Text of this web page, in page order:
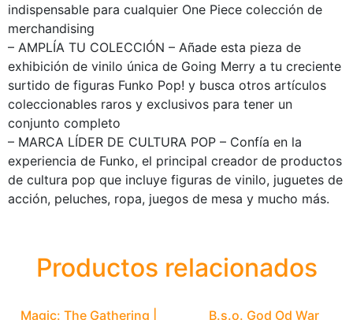
indispensable para cualquier One Piece colección de
merchandising
– AMPLÍA TU COLECCIÓN – Añade esta pieza de
exhibición de vinilo única de Going Merry a tu creciente
surtido de figuras Funko Pop! y busca otros artículos
coleccionables raros y exclusivos para tener un
conjunto completo
– MARCA LÍDER DE CULTURA POP – Confía en la
experiencia de Funko, el principal creador de productos
de cultura pop que incluye figuras de vinilo, juguetes de
acción, peluches, ropa, juegos de mesa y mucho más.
Productos relacionados
Magic: The Gathering |
B.s.o. God Od War